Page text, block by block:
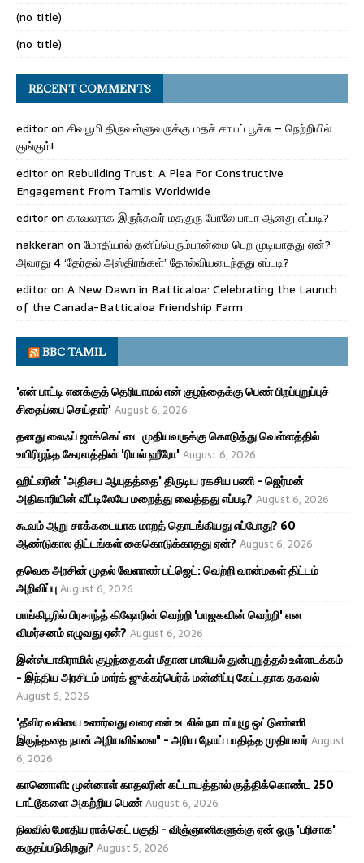
(no title)
(no title)
RECENT COMMENTS
editoron சிவபூமி திருவள்ளுவருக்கு மதச் சாயப் பூச்சு – நெற்றியில்
குங்கும்!
editoron Rebuilding Trust: A Plea For Constructive
Engagement From Tamils Worldwide
editoron காவலராக இருந்தவர் மதகுரு போலே பாபா ஆனது எப்படி?
nakkeran on மோதியால் தனிப்பெரும்பான்மை பெற முடியாதது ஏன்?
அவரது 4 ‘தேர்தல் அஸ்திரங்கள்’ தோல்வியடைந்தது எப்படி?
editoron A New Dawn in Batticaloa: Celebrating the Launch
of the Canada-Batticaloa Friendship Farm
BBC TAMIL
'என் பாட்டி எனக்குத் தெரியாமல் என் குழந்தைக்கு பெண் பிறப்புறுப்புச்
சிதைப்பை செய்தார்'August 6, 2026
தனது லைஃப் ஜாக்கெட்டை முதியவருக்கு கொடுத்து வெள்ளத்தில்
உயிரிழந்த கேரளத்தின் 'ரியல் ஹீரோ'August 6, 2026
ஹிட்லரின் 'அதிசய ஆயுதத்தை' திருடிய ரகசிய பணி - ஜெர்மன்
அதிகாரியின் வீட்டிலேயே மறைத்து வைத்தது எப்படி? August 6, 2026
கூவம் ஆறு சாக்கடையாக மாறத் தொடங்கியது எப்போது? 60
ஆண்டுகால திட்டங்கள் கைகொடுக்காதது ஏன்? August 6, 2026
தவெக அரசின் முதல் வேளாண் பட்ஜெட்: வெற்றி வான்மகள் திட்டம்
அறிவிப்புAugust 6, 2026
பாங்கிபூரில் பிரசாந்த் கிஷோரின் வெற்றி 'பாஜகவின் வெற்றி' என
விமர்சனம் எழுவது ஏன்? August 6, 2026
இன்ஸ்டாகிராமில் குழந்தைகள் மீதான பாலியல் துன்புறுத்தல் உள்ளடக்கம்
- இந்திய அரசிடம் மார்க் ஜுக்கர்பெர்க் மன்னிப்பு கேட்டதாக தகவல்
August 6, 2026
'தீவிர வலியை உணர்வது வரை என் உடலில் நாடாப்புழு ஒட்டுண்ணி
இருந்ததை நான் அறியவில்லை" - அரிய நோய் பாதித்த முதியவர்August
6, 2026
காணொளி: முன்னாள் காதலரின் கட்டாயத்தால் குத்திக்கொண்ட 250
டாட்டூகளை அகற்றிய பெண்August 6, 2026
நிலவில் மோதிய ராக்கெட் பகுதி - விஞ்ஞானிகளுக்கு ஏன் ஒரு 'பரிசாக'
கருதப்படுகிறது? August 5, 2026